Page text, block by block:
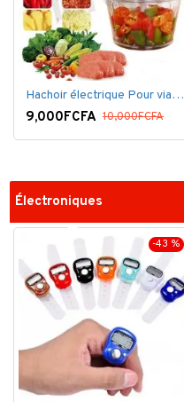
Hachoir électrique Pour viandes et légumes -Rouge
9,000FCFA 10,000FCFA
Électroniques
-43 %